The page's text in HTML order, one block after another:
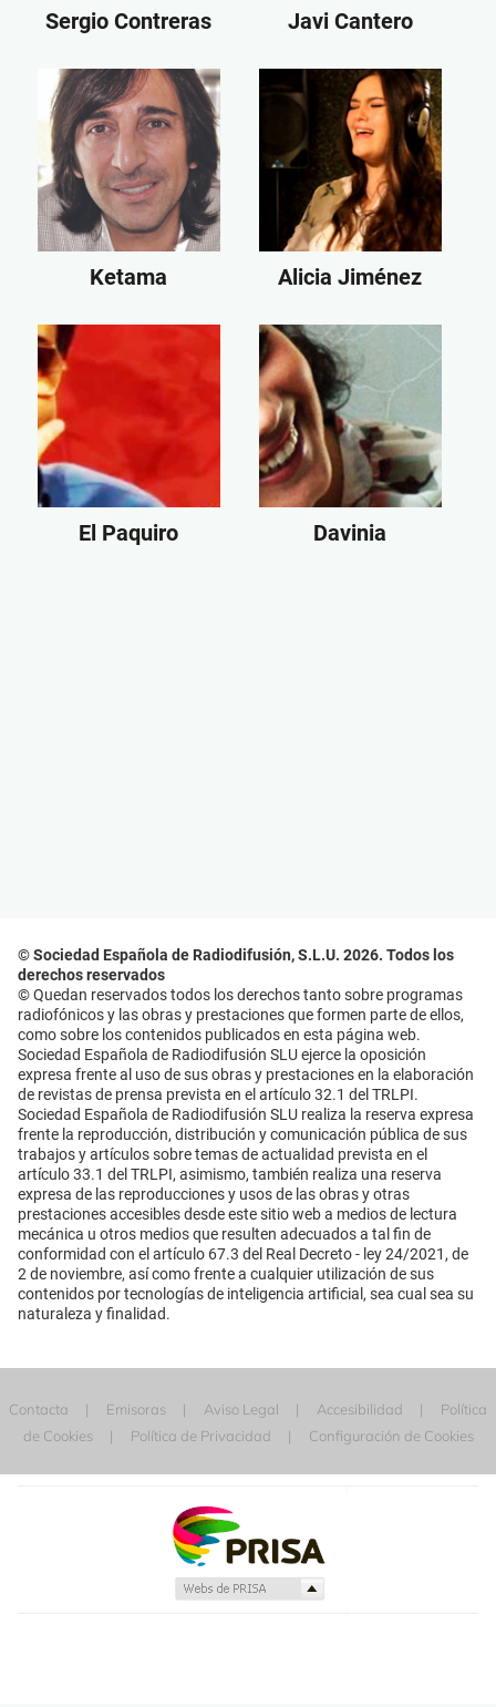
Sergio Contreras Javi Cantero
Ketama Alicia Jiménez
El Paquiro Davinia
© Sociedad Española de Radiodifusión, S.L.U. 2026. Todos los
derechos reservados
© Quedan reservados todos los derechos tanto sobre programas
radiofónicos y las obras y prestaciones que formen parte de ellos,
como sobre los contenidos publicados en esta página web.
Sociedad Española de Radiodifusión SLU ejerce la oposición
expresa frente al uso de sus obras y prestaciones en la elaboración
de revistas de prensa prevista en el artículo 32.1 del TRLPI.
Sociedad Española de Radiodifusión SLU realiza la reserva expresa
frente la reproducción, distribución y comunicación pública de sus
trabajos y artículos sobre temas de actualidad prevista en el
artículo 33.1 del TRLPI, asimismo, también realiza una reserva
expresa de las reproducciones y usos de las obras y otras
prestaciones accesibles desde este sitio web a medios de lectura
mecánica u otros medios que resulten adecuados a tal fin de
conformidad con el artículo 67.3 del Real Decreto - ley 24/2021, de
2 de noviembre, así como frente a cualquier utilización de sus
contenidos por tecnologías de inteligencia artificial, sea cual sea su
naturaleza y finalidad.
Contacta Emisoras Aviso Legal Accesibilidad
Política
de Cookies
Política de Privacidad Configuración de Cookies